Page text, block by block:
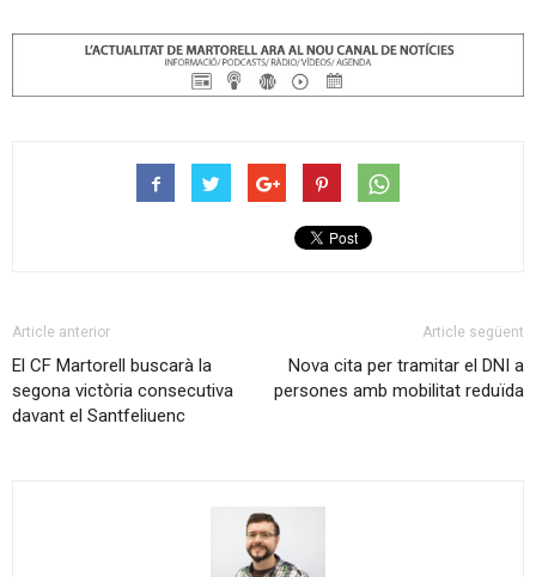
Article anterior
El CF Martorell buscarà la
segona victòria consecutiva
davant el Santfeliuenc
Article següent
Nova cita per tramitar el DNI a
persones amb mobilitat reduïda